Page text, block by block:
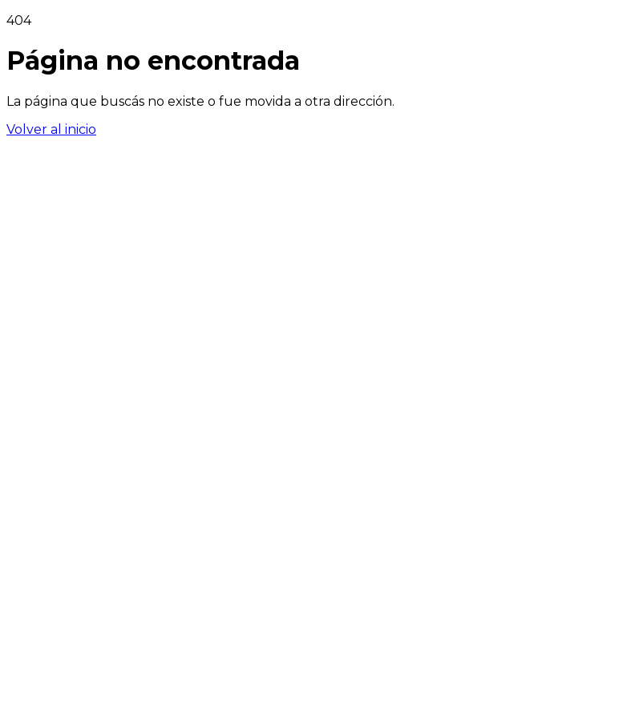
404
Página no encontrada
La página que buscás no existe o fue movida a otra dirección.
Volver al inicio